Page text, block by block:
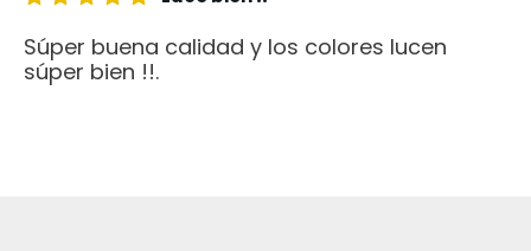
Súper buena calidad y los colores lucen
súper bien !!.